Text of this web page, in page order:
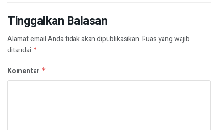
Tinggalkan Balasan
Alamat email Anda tidak akan dipublikasikan.Ruas yang wajib
ditandai *
Komentar *